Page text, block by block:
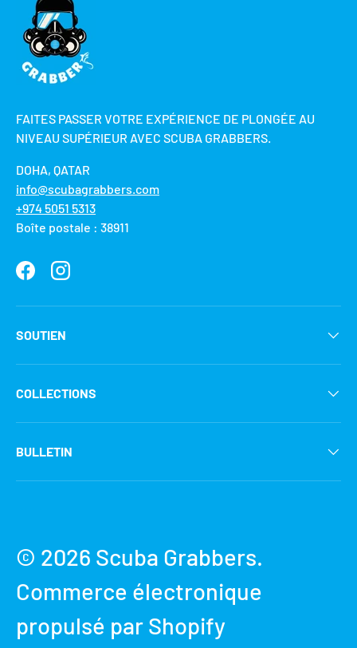
FAITES PASSER VOTRE EXPÉRIENCE DE PLONGÉE AU
NIVEAU SUPÉRIEUR AVEC SCUBA GRABBERS.
DOHA, QATAR
info@scubagrabbers.com
+974 5051 5313
Boîte postale : 38911
FacebookInstagram
SOUTIEN
COLLECTIONS
BULLETIN
© 2026 Scuba Grabbers.
Commerce électronique
propulsé par Shopify